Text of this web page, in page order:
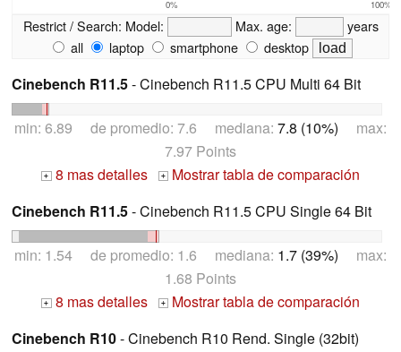
0% 100%
Restrict / Search: Model: Max. age:
years
all
laptop smartphone desktop
Cinebench R11.5- Cinebench R11.5 CPU Multi 64 Bit
min: 6.89 de promedio: 7.6 mediana: 7.8 (10%) max:
7.97 Points
+ 8 mas detalles +
Mostrar tabla de comparación
Cinebench R11.5- Cinebench R11.5 CPU Single 64 Bit
min: 1.54 de promedio: 1.6 mediana: 1.7 (39%) max:
1.68 Points
+ 8 mas detalles +
Mostrar tabla de comparación
Cinebench R10- Cinebench R10 Rend. Single (32bit)